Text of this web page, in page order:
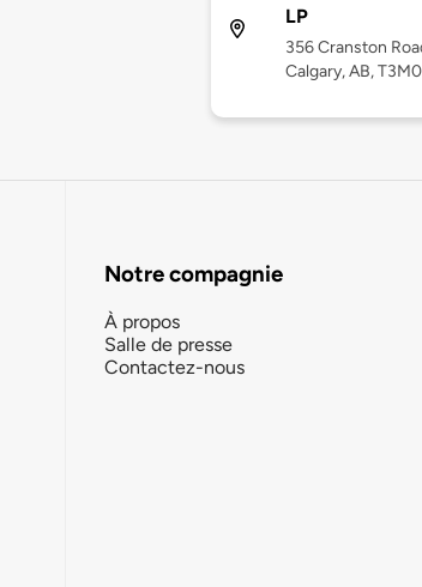
LP
356 Cranston
Calgary, AB,
Notre compagnie
À propos
Salle de presse
Contactez-nous